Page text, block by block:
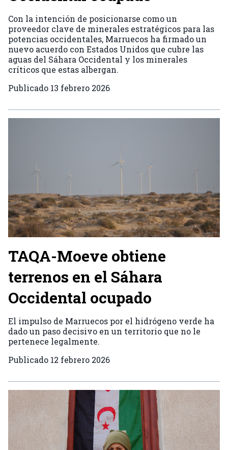
Con la intención de posicionarse como un
proveedor clave de minerales estratégicos para las
potencias occidentales, Marruecos ha firmado un
nuevo acuerdo con Estados Unidos que cubre las
aguas del Sáhara Occidental y los minerales
críticos que estas albergan.
Publicado 13 febrero 2026
TAQA-Moeve obtiene
terrenos en el Sáhara
Occidental ocupado
El impulso de Marruecos por el hidrógeno verde ha
dado un paso decisivo en un territorio que no le
pertenece legalmente.
Publicado 12 febrero 2026